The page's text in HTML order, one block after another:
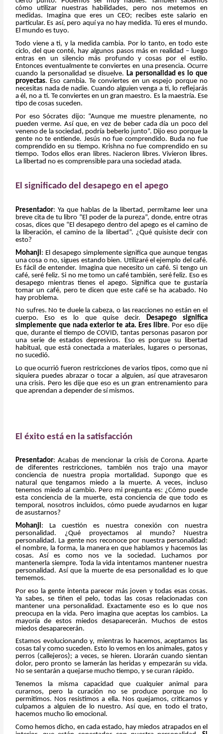
cómo utilizar nuestras habilidades, pero nos metemos en
medidas. Imagina que eres un CEO; recibes este salario en
particular. Es así, pero aquí ya no hay medida. Tú eres el mundo.
El mundo es tuyo.
Todo viene a ti, y la medida cambia. Por lo tanto, en todo este
ciclo, del que conté, hay algunos pasos más en realidad – luego
entras en un silencio más profundo y cosas por el estilo.
Entonces eventualmente te conviertes en una presencia. Ocurre
cuando la personalidad se disuelve. La personalidad es lo que
proyectas. Eso cambia. Te conviertes en un espejo porque no
necesitas nada de nadie. Cuando alguien venga a ti, lo reflejarás
a él, no a ti. Te conviertes en un gran maestro. Es la maestría. Ese
tipo de cosas suceden.
Por eso Sócrates dijo: “Aunque me muestre plenamente, no
pueden verme. Así que, en vez de beber cada día un poco del
veneno de la sociedad, podría beberlo junto”. Dijo eso porque la
gente no te entiende. Jesús no fue comprendido. Buda no fue
comprendido en su tiempo. Krishna no fue comprendido en su
tiempo. Todos ellos eran libres. Nacieron libres. Vivieron libres.
La libertad no es comprensible para una sociedad atada.
El significado del desapego en el apego
Presentador: Ya que hablas de la libertad, permítame leer una
breve cita de tu libro “El poder de la pureza”, donde, entre otras
cosas, dices que “El desapego dentro del apego es el camino de
la liberación, el camino de la libertad”. ¿Qué quisiste decir con
esto?
Mohanji: El desapego simplemente significa que aunque tengas
una cosa o no, sigues estando bien. Utilizaré el ejemplo del café.
Es fácil de entender. Imagina que necesito un café. Si tengo un
café, seré feliz. Si no me tomo un café también, seré feliz. Eso es
desapego mientras tienes el apego. Significa que te gustaría
tomar un café, pero te dicen que este café se ha acabado. No
hay problema.
No sufres. No te duele la cabeza, o las reacciones no están en el
cuerpo. Eso es lo que quise decir. Desapego significa
simplemente que nada exterior te ata. Eres libre. Por eso dije
que, durante el tiempo de COVID, tantas personas pasaron por
una serie de estados depresivos. Eso es porque su libertad
habitual, que está conectada a materiales, lugares o personas,
no sucedió.
Lo que ocurrió fueron restricciones de varios tipos, como que ni
siquiera puedes abrazar o tocar a alguien, así que atravesaron
una crisis. Pero les dije que eso es un gran entrenamiento para
que aprendan a depender de sí mismos.
El éxito está en la satisfacción
Presentador: Acabas de mencionar la crisis de Corona. Aparte
de diferentes restricciones, también nos trajo una mayor
conciencia de nuestra propia mortalidad. Supongo que es
natural que tengamos miedo a la muerte. A veces, incluso
tenemos miedo al cambio. Pero mi pregunta es: ¿Cómo puede
esta conciencia de la muerte, esta conciencia de que todo es
temporal, nosotros incluidos, cómo puede ayudarnos en lugar
de asustarnos?
Mohanji: La cuestión es nuestra conexión con nuestra
personalidad. ¿Qué proyectamos al mundo? Nuestra
personalidad. La gente nos reconoce por nuestra personalidad:
el nombre, la forma, la manera en que hablamos y hacemos las
cosas. Así es como nos ve la sociedad. Luchamos por
mantenerla siempre. Toda la vida intentamos mantener nuestra
personalidad. Así que la muerte de esa personalidad es lo que
tememos.
Por eso la gente intenta parecer más joven y todas esas cosas.
Ya sabes, se tiñen el pelo, todas las cosas relacionadas con
mantener una personalidad. Exactamente eso es lo que nos
preocupa en la vida. Pero imagina que aceptas los cambios. La
mayoría de estos miedos desaparecerán. Muchos de estos
miedos desaparecerán.
Estamos evolucionando y, mientras lo hacemos, aceptamos las
cosas tal y como suceden. Esto lo vemos en los animales, gatos y
perros (callejeros); a veces, se hieren. Llorarán cuando sientan
dolor, pero pronto se lamerán las heridas y empezarán su vida.
No se sentarán a quejarse mucho tiempo, y se curan rápido.
Tenemos la misma capacidad que cualquier animal para
curarnos, pero la curación no se produce porque no lo
permitimos. Nos resistimos a ella. Nos quejamos, criticamos y
culpamos a alguien de lo nuestro. Así que, en todo el trato,
hacemos mucho lio emocional.
Como hemos dicho, en cada estado, hay miedos atrapados en el